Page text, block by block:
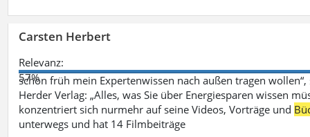
Carsten Herbert
Relevanz:
57%
schon früh mein Expertenwissen nach außen tragen
Herder Verlag: „Alles, was Sie über Energiesparen wissen
konzentriert sich nurmehr auf seine Videos, Vorträge und
unterwegs und hat 14 Filmbeiträge